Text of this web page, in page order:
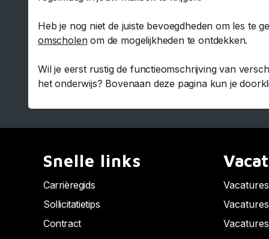
Heb je nog niet de juiste bevoegdheden om les te
omscholenom de mogelijkheden te ontdekken.
Wil je eerst rustig de functieomschrijving van
het onderwijs? Bovenaan deze pagina kun je
Snelle links
Carrièregids
Sollicitatietips
Contract